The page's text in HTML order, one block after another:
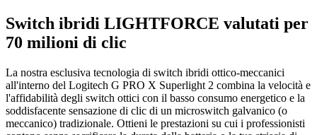
Switch ibridi LIGHTFORCE valutati per
70 milioni di clic
La nostra esclusiva tecnologia di switch ibridi ottico-meccanici
all'interno del Logitech G PRO X Superlight 2 combina la velocità e
l'affidabilità degli switch ottici con il basso consumo energetico e la
soddisfacente sensazione di clic di un microswitch galvanico (o
meccanico) tradizionale. Ottieni le prestazioni su cui i professionisti